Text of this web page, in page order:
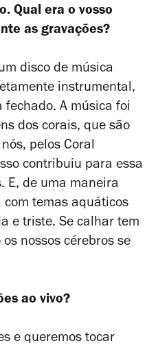
Qual era o vosso
as gravações?
disco de música
instrumental,
A música foi
dos corais, que são
pelos Coral
contribuiu para essa
E, de uma maneira
temas aquáticos
e triste. Se calhar tem
nossos cérebros se
ao vivo?
e queremos tocar